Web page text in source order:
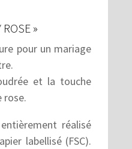
»
pour un mariage
et la touche
rose.
réalisé
labellisé (FSC).